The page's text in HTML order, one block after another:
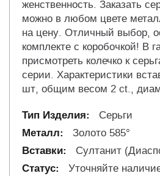
женственность. Заказать
можно в любом цвете
на цену. Отличный выбор,
комплекте с коробочкой! В
присмотреть колечко к
серии. Характеристики
шт, общим весом 2 ct.,
Серьги
Золото 585°
Султанит
Уточняйте